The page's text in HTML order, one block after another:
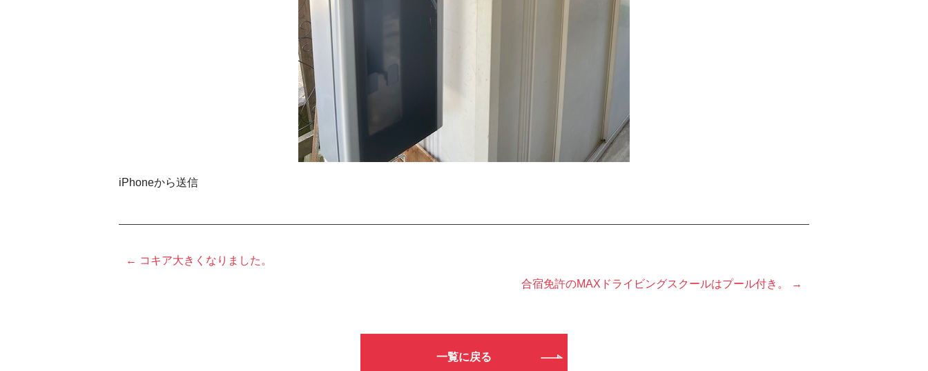
iPhoneから送信
← コキア大きくなりました。
合宿免許のMAXドライビングスクールはプール付き。 →
一覧に戻る